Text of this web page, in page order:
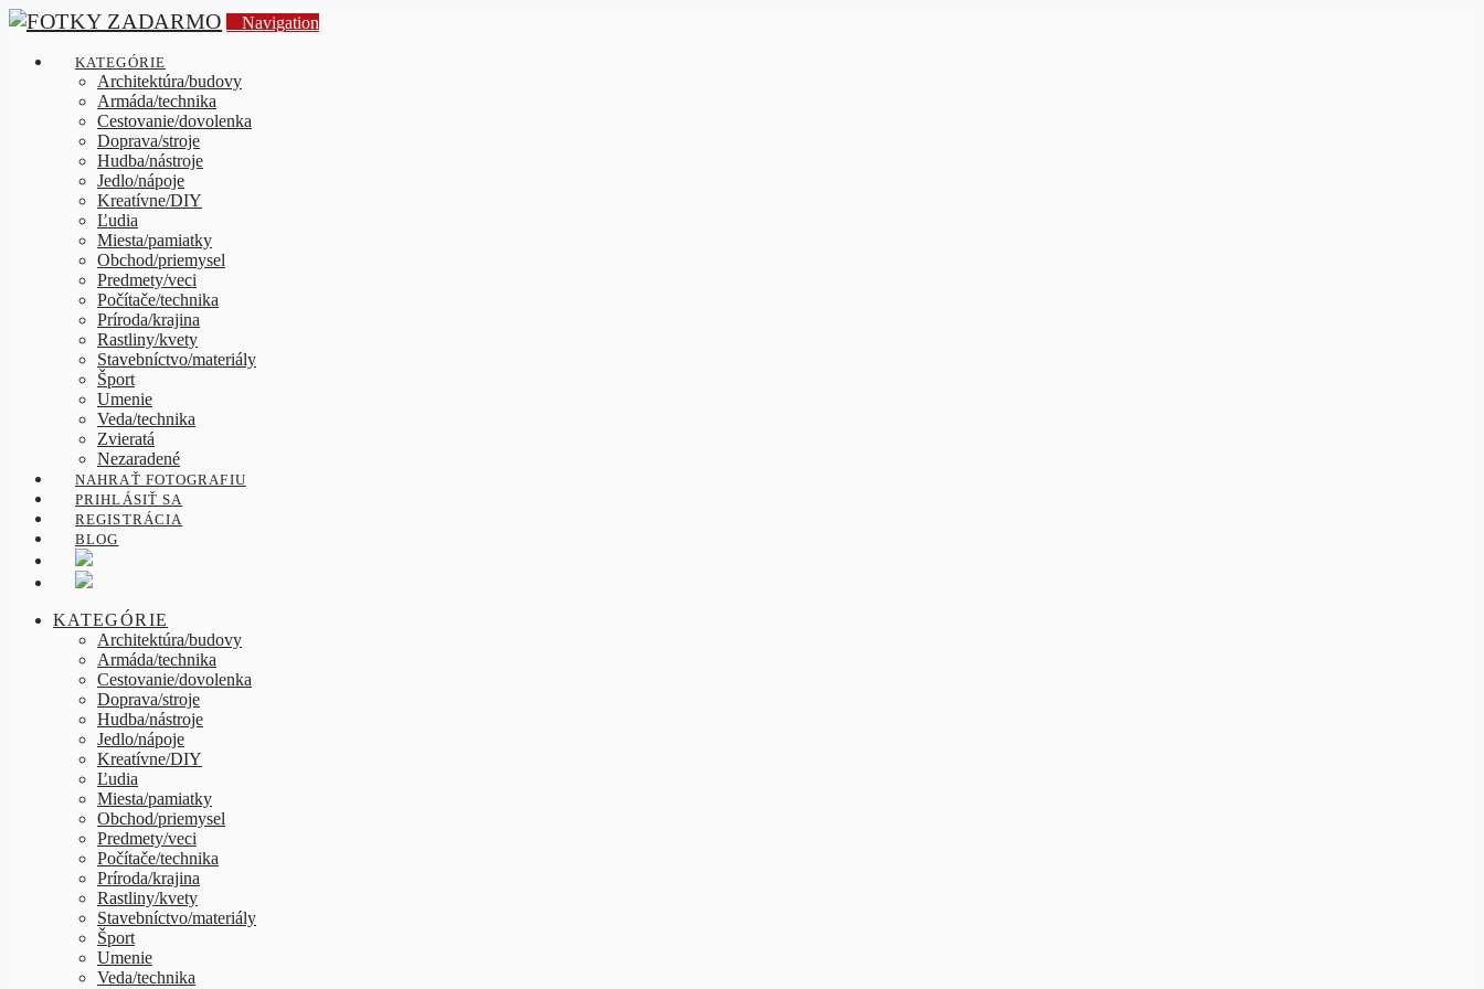
Navigation
KATEGÓRIE
Architektúra/budovy
Armáda/technika
Cestovanie/dovolenka
Doprava/stroje
Hudba/nástroje
Jedlo/nápoje
Kreatívne/DIY
Ľudia
Miesta/pamiatky
Obchod/priemysel
Predmety/veci
Počítače/technika
Príroda/krajina
Rastliny/kvety
Stavebníctvo/materiály
Šport
Umenie
Veda/technika
Zvieratá
Nezaradené
NAHRAŤ FOTOGRAFIU
PRIHLÁSIŤ SA
REGISTRÁCIA
BLOG
KATEGÓRIE
Architektúra/budovy
Armáda/technika
Cestovanie/dovolenka
Doprava/stroje
Hudba/nástroje
Jedlo/nápoje
Kreatívne/DIY
Ľudia
Miesta/pamiatky
Obchod/priemysel
Predmety/veci
Počítače/technika
Príroda/krajina
Rastliny/kvety
Stavebníctvo/materiály
Šport
Umenie
Veda/technika